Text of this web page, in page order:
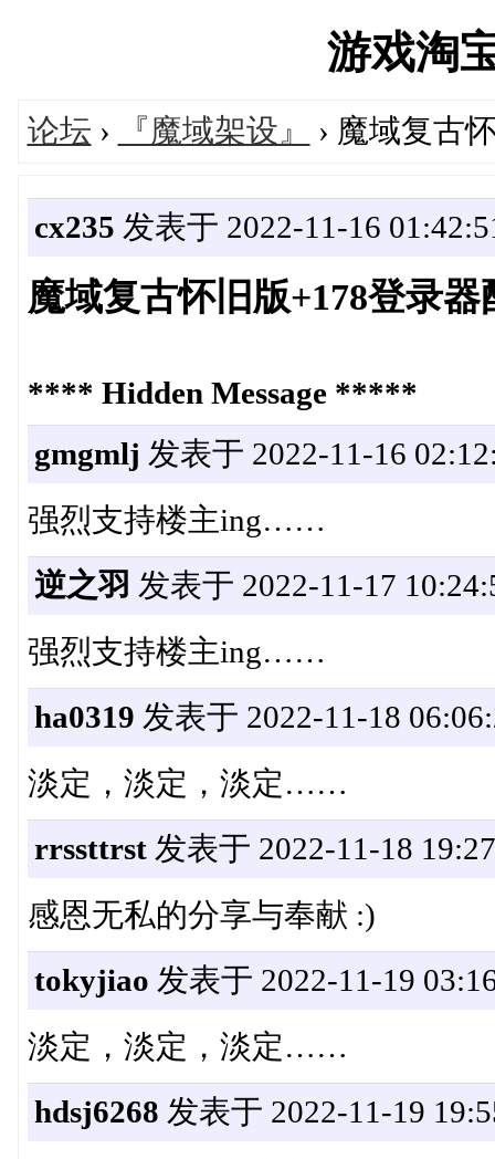
游戏淘
论坛 › 『魔域架设』 › 魔域复古
cx235 发表于 2022-11-16
魔域复古怀旧版+178登录器
**** Hidden Message *****
gmgmlj 发表于 2022-11-16
强烈支持楼主ing……
逆之羽 发表于 2022-11-17
强烈支持楼主ing……
ha0319 发表于 2022-11-18
淡定，淡定，淡定……
rrssttrst发表于 2022-11-18
感恩无私的分享与奉献 :)
tokyjiao 发表于 2022-11-19
淡定，淡定，淡定……
hdsj6268 发表于 2022-11-19